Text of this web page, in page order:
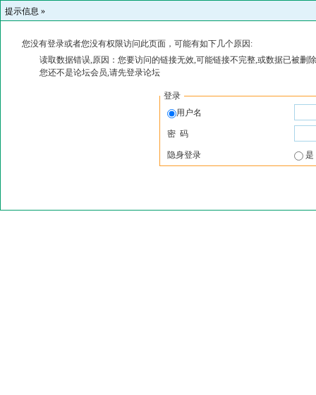
提示信息 »
您没有登录或者您没有权限访问此页面，可能有如下几个原因:
读取数据错误,原因：您要访问的链接无效,可能链接不完整,或数据已被删
您还不是论坛会员,请先登录论坛
登录
用户名
密 码
隐身登录